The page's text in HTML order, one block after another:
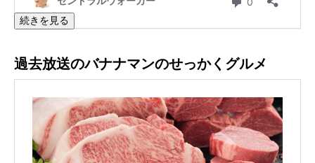
続きを見る
過去放送のバナナマンのせっかくグルメ